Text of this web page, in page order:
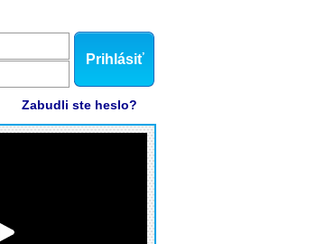
Prihlásiť
Zabudli ste heslo?